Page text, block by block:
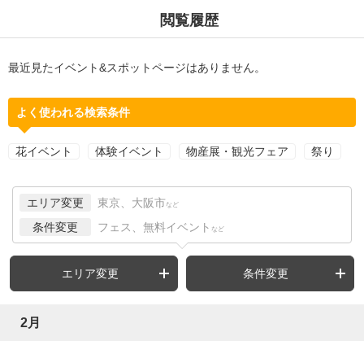
閲覧履歴
最近見たイベント&スポットページはありません。
よく使われる検索条件
花イベント 体験イベント 物産展・観光フェア 祭り
エリア変更 東京、大阪市 など
条件変更 フェス、無料イベント など
エリア変更 条件変更
2月